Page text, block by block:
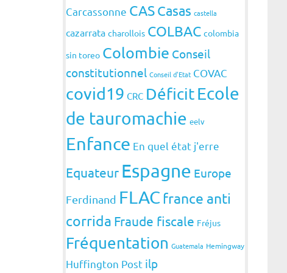
Carcassonne CASCasas castella
cazarrata charollois COLBAC colombia
sin toreo Colombie Conseil
constitutionnel Conseil d'Etat COVAC
covid19 CRC DéficitEcole
de tauromachie eelv
Enfance En quel état j'erre
Equateur Espagne Europe
Ferdinand FLAC france anti
corrida Fraude fiscale Fréjus
Fréquentation Guatemala Hemingway
Huffington Post ilp